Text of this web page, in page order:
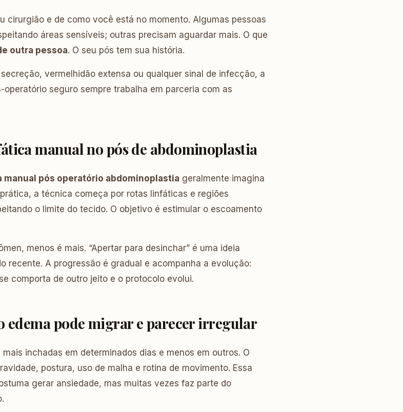
cirurgião e de como você está no momento. Algumas pessoas
áreas sensíveis; outras precisam aguardar mais. O que
outra pessoa. O seu pós tem sua história.
vermelhidão extensa ou qualquer sinal de infecção, a
seguro sempre trabalha em parceria com as
manual no pós de abdominoplastia
manual pós operatório abdominoplastia geralmente imagina
a técnica começa por rotas linfáticas e regiões
o limite do tecido. O objetivo é estimular o escoamento
menos é mais. “Apertar para desinchar” é uma ideia
recente. A progressão é gradual e acompanha a evolução:
comporta de outro jeito e o protocolo evolui.
edema pode migrar e parecer irregular
inchadas em determinados dias e menos em outros. O
postura, uso de malha e rotina de movimento. Essa
gerar ansiedade, mas muitas vezes faz parte do